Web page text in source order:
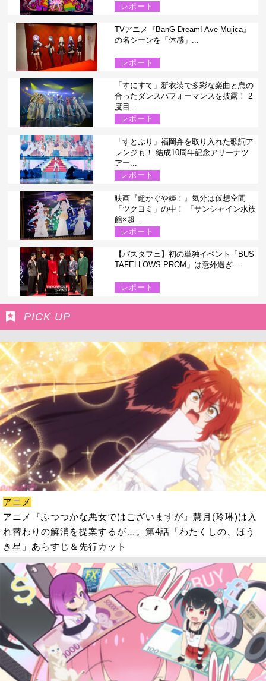
レポート
TVアニメ『BanG Dream! Ave Mujica』
の名シーンを「体感」...
レポート
「すにすて」新衣装で多彩な楽曲と息の
合ったダンスパフォーマンスを披露！ 2
度目...
レポート
「すとぷり」福岡弁を取り入れた歌詞ア
レンジも！ 結成10周年記念アリーナツ
アー...
レポート
映画『超かぐや姫！』気分は仮想空間
「ツクヨミ」の中！ 「サンシャイン水族
館×超...
レポート
【バスタフェ】初の単独イベント「BUS
TAFELLOWS PROM」は意外過ぎ...
レポート
PICK UP
アニメ
アニメ『ふつつかな悪女ではございますが』慧月(玲琳)は入
れ替わりの解消を提案するが…。第4話「わたくしの、ほう
き星」あらすじ＆先行カット